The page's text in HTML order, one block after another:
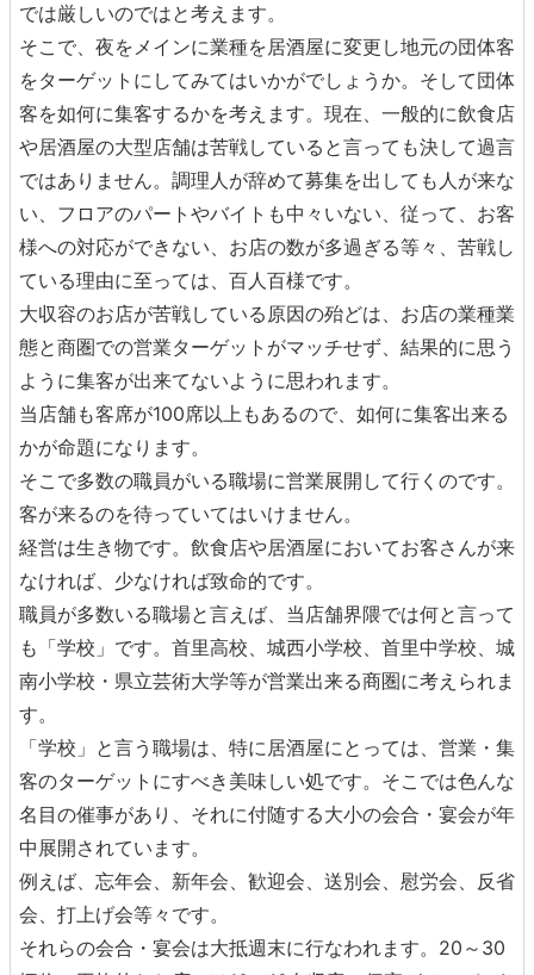
では厳しいのではと考えます。
そこで、夜をメインに業種を居酒屋に変更し地元の団体客
をターゲットにしてみてはいかがでしょうか。そして団体
客を如何に集客するかを考えます。現在、一般的に飲食店
や居酒屋の大型店舗は苦戦していると言っても決して過言
ではありません。調理人が辞めて募集を出しても人が来な
い、フロアのパートやバイトも中々いない、従って、お客
様への対応ができない、お店の数が多過ぎる等々、苦戦し
ている理由に至っては、百人百様です。
大収容のお店が苦戦している原因の殆どは、お店の業種業
態と商圏での営業ターゲットがマッチせず、結果的に思う
ように集客が出来てないように思われます。
当店舗も客席が100席以上もあるので、如何に集客出来る
かが命題になります。
そこで多数の職員がいる職場に営業展開して行くのです。
客が来るのを待っていてはいけません。
経営は生き物です。飲食店や居酒屋においてお客さんが来
なければ、少なければ致命的です。
職員が多数いる職場と言えば、当店舗界隈では何と言って
も「学校」です。首里高校、城西小学校、首里中学校、城
南小学校・県立芸術大学等が営業出来る商圏に考えられま
す。
「学校」と言う職場は、特に居酒屋にとっては、営業・集
客のターゲットにすべき美味しい処です。そこでは色んな
名目の催事があり、それに付随する大小の会合・宴会が年
中展開されています。
例えば、忘年会、新年会、歓迎会、送別会、慰労会、反省
会、打上げ会等々です。
それらの会合・宴会は大抵週末に行なわれます。20～30